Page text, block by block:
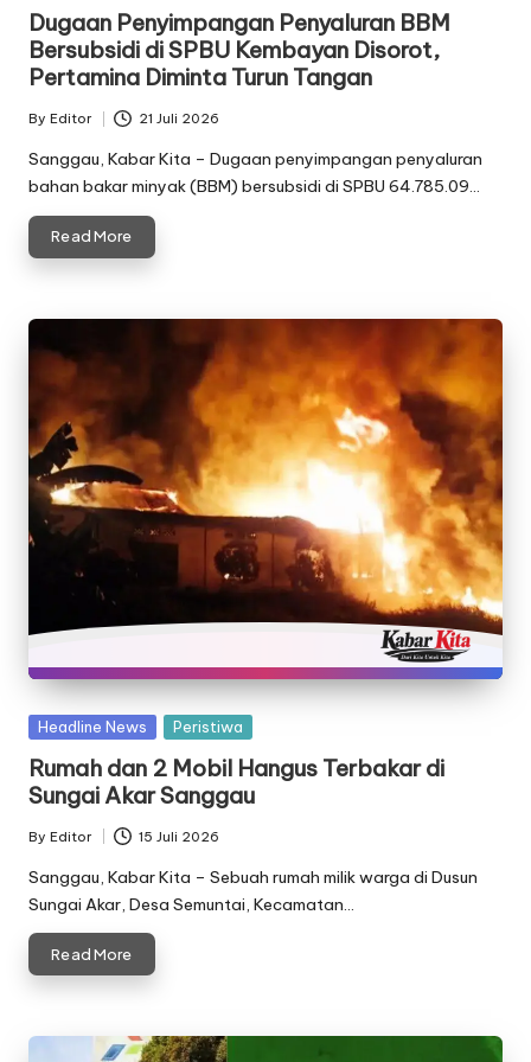
Dugaan Penyimpangan Penyaluran BBM
Bersubsidi di SPBU Kembayan Disorot,
Pertamina Diminta Turun Tangan
Posted
by
By Editor 21 Juli 2026
Sanggau, Kabar Kita – Dugaan penyimpangan penyaluran
bahan bakar minyak (BBM) bersubsidi di SPBU 64.785.09…
Read More
Posted
Headline News Peristiwa
Rumah dan 2 Mobil Hangus Terbakar di
Sungai Akar Sanggau
Posted
by
By Editor 15 Juli 2026
Sanggau, Kabar Kita – Sebuah rumah milik warga di Dusun
Sungai Akar, Desa Semuntai, Kecamatan…
Read More